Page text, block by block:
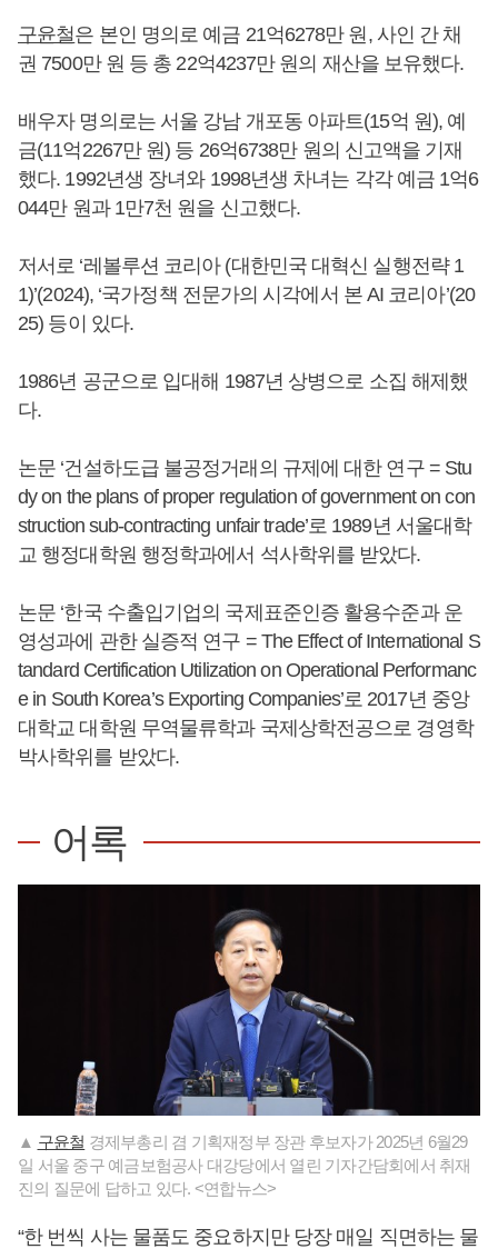
구윤철은 본인 명의로 예금 21억6278만 원, 사인 간 채
권 7500만 원 등 총 22억4237만 원의 재산을 보유했다.
배우자 명의로는 서울 강남 개포동 아파트(15억 원), 예
금(11억2267만 원) 등 26억6738만 원의 신고액을 기재
했다. 1992년생 장녀와 1998년생 차녀는 각각 예금 1억6
044만 원과 1만7천 원을 신고했다.
저서로 ‘레볼루션 코리아 (대한민국 대혁신 실행전략 1
1)’(2024), ‘국가정책 전문가의 시각에서 본 AI 코리아’(20
25) 등이 있다.
1986년 공군으로 입대해 1987년 상병으로 소집 해제했
다.
논문 ‘건설하도급 불공정거래의 규제에 대한 연구 = Stu
dy on the plans of proper regulation of government on con
struction sub-contracting unfair trade’로 1989년 서울대학
교 행정대학원 행정학과에서 석사학위를 받았다.
논문 ‘한국 수출입기업의 국제표준인증 활용수준과 운
영성과에 관한 실증적 연구 = The Effect of International S
tandard Certification Utilization on Operational Performanc
e in South Korea’s Exporting Companies’로 2017년 중앙
대학교 대학원 무역물류학과 국제상학전공으로 경영학
박사학위를 받았다.
어록
▲ 구윤철 경제부총리 겸 기획재정부 장관 후보자가 2025년 6월29
일 서울 중구 예금보험공사 대강당에서 열린 기자간담회에서 취재
진의 질문에 답하고 있다. <연합뉴스>
“한 번씩 사는 물품도 중요하지만 당장 매일 직면하는 물